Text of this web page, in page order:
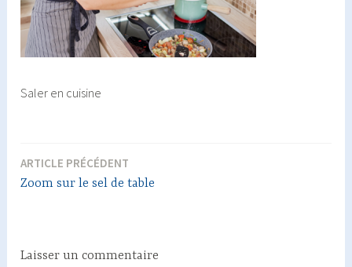
Saler en cuisine
Navigation
ARTICLE PRÉCÉDENT
Zoom sur le sel de table
Laisser un commentaire